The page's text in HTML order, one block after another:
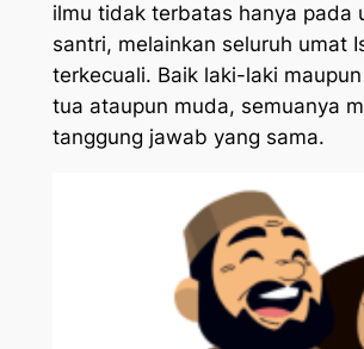
ilmu tidak terbatas hanya pada
santri, melainkan seluruh umat
terkecuali. Baik laki-laki
tua ataupun muda, semuanya
tanggung jawab yang sama.